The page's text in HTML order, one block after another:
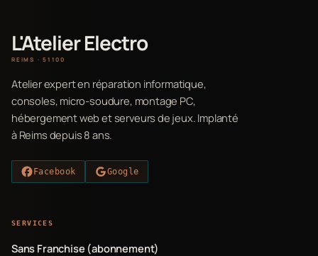
L'Atelier Electro
REIMS · 51100
Atelier expert en réparation informatique,
consoles, micro-soudure, montage PC,
hébergement web et serveurs de jeux. Implanté
à Reims depuis 8 ans.
Facebook Google
SERVICES
Sans Franchise (abonnement)